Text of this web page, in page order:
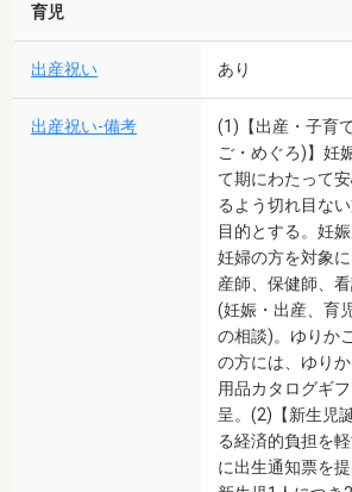
育児
出産祝い あり
出産祝い-備考
(1)【出産・子育
ご・めぐろ)】妊
て期にわたって
るよう切れ目な
目的とする。妊
妊婦の方を対象
産師、保健師、
(妊娠・出産、育
の相談)。ゆりか
の方には、ゆり
用品カタログギ
呈。(2)【新生児
る経済的負担を
に出生通知票を